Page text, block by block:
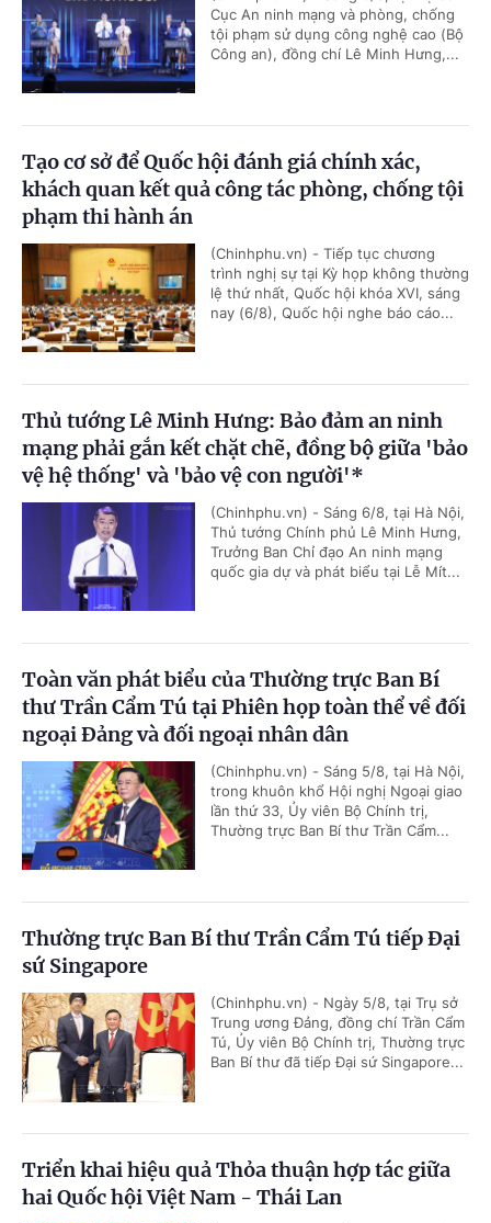
Cục An ninh mạng và phòng, chống
tội phạm sử dụng công nghệ cao (Bộ
Công an), đồng chí Lê Minh Hưng,...
Tạo cơ sở để Quốc hội đánh giá chính xác,
khách quan kết quả công tác phòng, chống tội
phạm thi hành án
(Chinhphu.vn) - Tiếp tục chương
trình nghị sự tại Kỳ họp không thường
lệ thứ nhất, Quốc hội khóa XVI, sáng
nay (6/8), Quốc hội nghe báo cáo...
Thủ tướng Lê Minh Hưng: Bảo đảm an ninh
mạng phải gắn kết chặt chẽ, đồng bộ giữa 'bảo
vệ hệ thống' và 'bảo vệ con người'*
(Chinhphu.vn) - Sáng 6/8, tại Hà Nội,
Thủ tướng Chính phủ Lê Minh Hưng,
Trưởng Ban Chỉ đạo An ninh mạng
quốc gia dự và phát biểu tại Lễ Mít...
Toàn văn phát biểu của Thường trực Ban Bí
thư Trần Cẩm Tú tại Phiên họp toàn thể về đối
ngoại Đảng và đối ngoại nhân dân
(Chinhphu.vn) - Sáng 5/8, tại Hà Nội,
trong khuôn khổ Hội nghị Ngoại giao
lần thứ 33, Ủy viên Bộ Chính trị,
Thường trực Ban Bí thư Trần Cẩm...
Thường trực Ban Bí thư Trần Cẩm Tú tiếp Đại
sứ Singapore
(Chinhphu.vn) - Ngày 5/8, tại Trụ sở
Trung ương Đảng, đồng chí Trần Cẩm
Tú, Ủy viên Bộ Chính trị, Thường trực
Ban Bí thư đã tiếp Đại sứ Singapore...
Triển khai hiệu quả Thỏa thuận hợp tác giữa
hai Quốc hội Việt Nam - Thái Lan